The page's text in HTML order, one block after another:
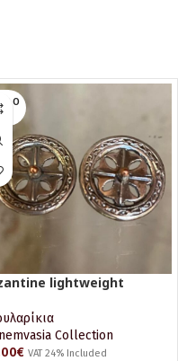
O
lightweight
Collection
€ VAT 24% Included